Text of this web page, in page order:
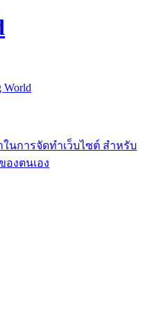
World
นการจัดทำเว็บไซต์ สำหรับ
องตนเอง